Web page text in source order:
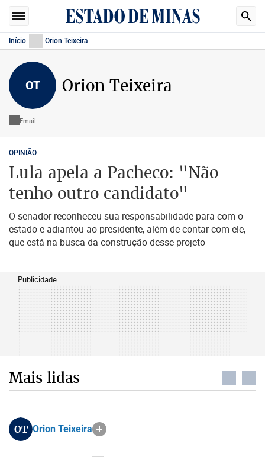
Início Orion Teixeira
OT Orion Teixeira
Email
OPINIÃO
Lula apela a Pacheco: "Não
tenho outro candidato"
O senador reconheceu sua responsabilidade para com o
estado e adiantou ao presidente, além de contar com ele,
que está na busca da construção desse projeto
Publicidade
Mais lidas
OT Orion Teixeira